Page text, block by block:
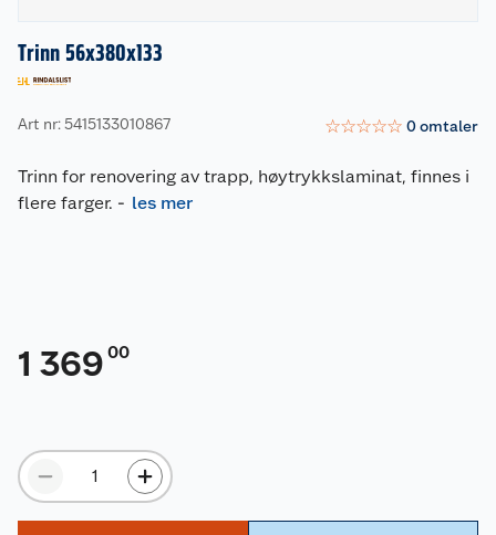
Trinn 56x380x133
Art nr: 5415133010867 ☆☆☆☆☆ 0omtaler
Trinn for renovering av trapp, høytrykkslaminat, finnes i
flere farger. - les mer
1 369 00